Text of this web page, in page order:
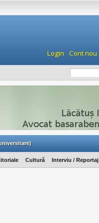
Login Cont nou
Cultură Interviu / Reportaj